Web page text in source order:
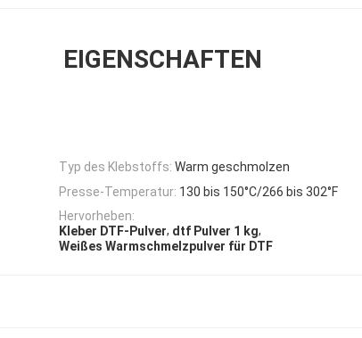
EIGENSCHAFTEN
Typ des Klebstoffs: Warm geschmolzen
Presse-Temperatur: 130 bis 150°C/266 bis 302°F
Hervorheben:
Kleber DTF-Pulver, dtf Pulver 1 kg,
Weißes Warmschmelzpulver für DTF